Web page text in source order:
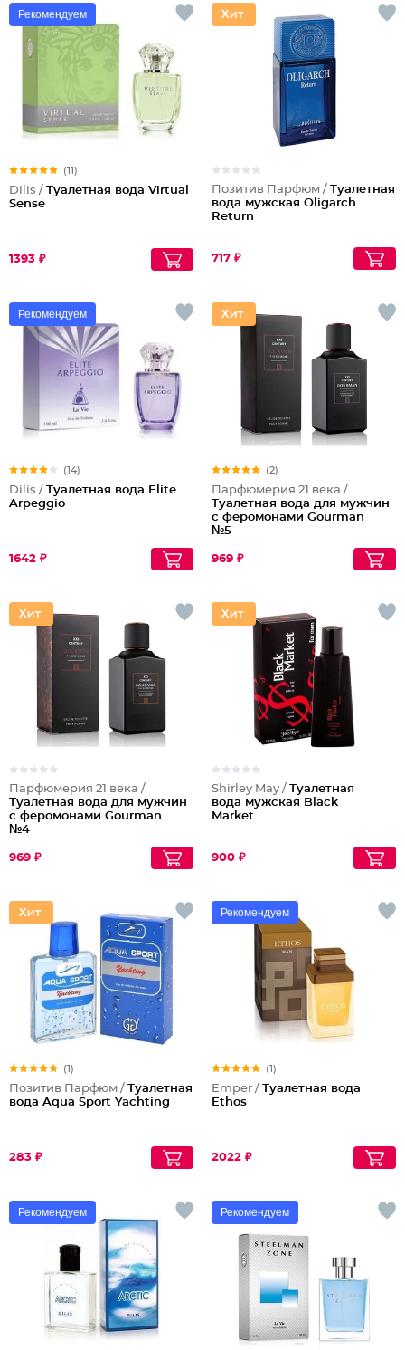
Рекомендуем
(11)
Dilis /
Туалетная вода Virtual
Sense
1393 ₽
Позитив Парфюм /
Туалетная
вода мужская Oligarch
Return
717 ₽
Рекомендуем
(14)
Dilis /
Туалетная вода Elite
Arpeggio
1642 ₽
(2)
Парфюмерия 21 века /
Туалетная вода для мужчин
с феромонами Gourman
№5
969 ₽
Парфюмерия 21 века /
Туалетная вода для мужчин
с феромонами Gourman
№4
969 ₽
Shirley May /
Туалетная
вода мужская Black
Market
900 ₽
(1)
Позитив Парфюм /
Туалетная
вода Aqua Sport Yachting
283 ₽
Рекомендуем
(1)
Emper /
Туалетная вода
Ethos
2022 ₽
Рекомендуем Рекомендуем